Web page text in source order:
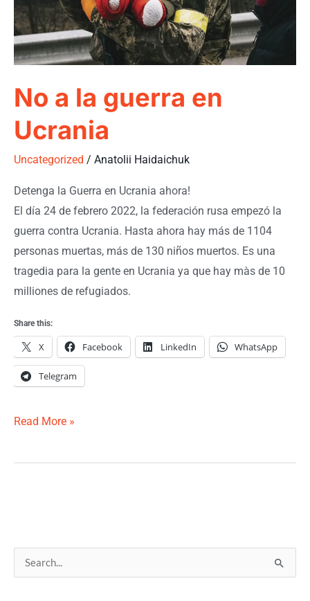
No a la guerra en
Ucrania
Uncategorized / Anatolii Haidaichuk
Detenga la Guerra en Ucrania ahora!
El día 24 de febrero 2022, la federación rusa empezó la
guerra contra Ucrania. Hasta ahora hay más de 1104
personas muertas, más de 130 niños muertos. Es una
tragedia para la gente en Ucrania ya que hay màs de 10
milliones de refugiados.
Share this:
X Facebook LinkedIn WhatsApp
Telegram
Read More »